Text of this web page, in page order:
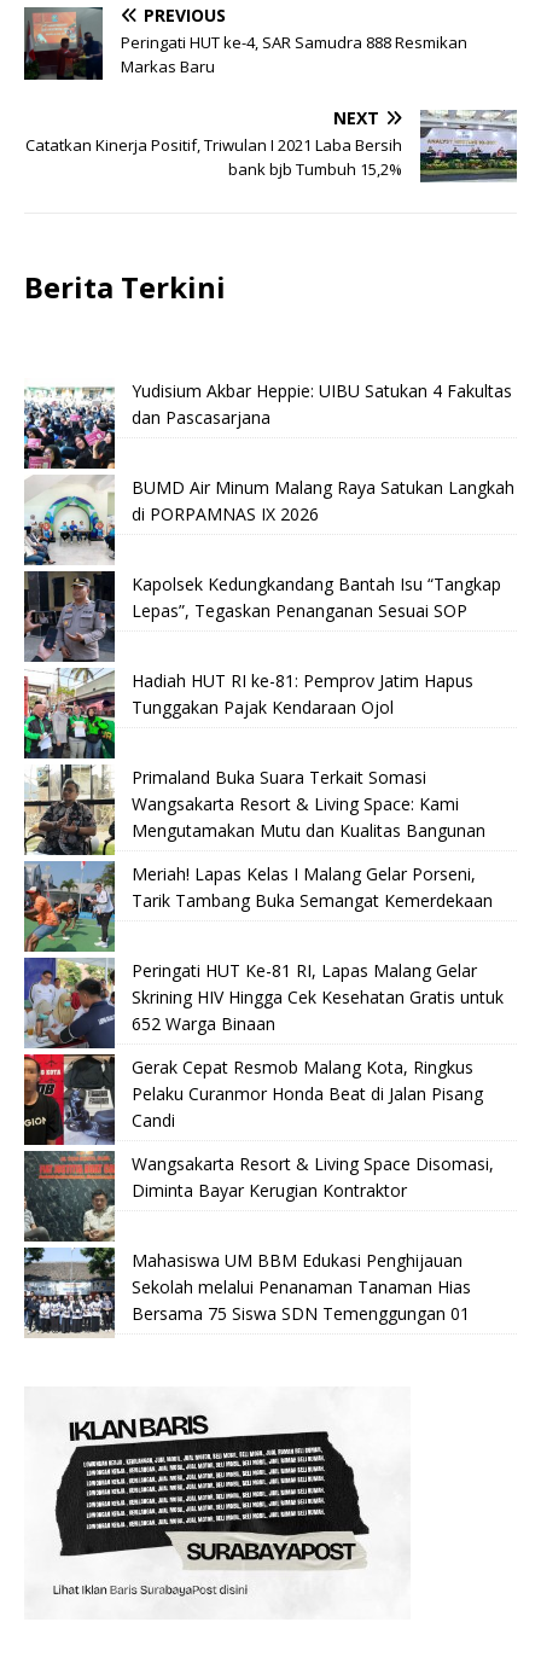
PREVIOUS
Peringati HUT ke-4, SAR Samudra 888 Resmikan
Markas Baru
NEXT
Catatkan Kinerja Positif, Triwulan I 2021 Laba Bersih
bank bjb Tumbuh 15,2%
Berita Terkini
Yudisium Akbar Heppie: UIBU Satukan 4 Fakultas
dan Pascasarjana
BUMD Air Minum Malang Raya Satukan Langkah
di PORPAMNAS IX 2026
Kapolsek Kedungkandang Bantah Isu “Tangkap
Lepas”, Tegaskan Penanganan Sesuai SOP
Hadiah HUT RI ke-81: Pemprov Jatim Hapus
Tunggakan Pajak Kendaraan Ojol
Primaland Buka Suara Terkait Somasi
Wangsakarta Resort & Living Space: Kami
Mengutamakan Mutu dan Kualitas Bangunan
Meriah! Lapas Kelas I Malang Gelar Porseni,
Tarik Tambang Buka Semangat Kemerdekaan
Peringati HUT Ke-81 RI, Lapas Malang Gelar
Skrining HIV Hingga Cek Kesehatan Gratis untuk
652 Warga Binaan
Gerak Cepat Resmob Malang Kota, Ringkus
Pelaku Curanmor Honda Beat di Jalan Pisang
Candi
Wangsakarta Resort & Living Space Disomasi,
Diminta Bayar Kerugian Kontraktor
Mahasiswa UM BBM Edukasi Penghijauan
Sekolah melalui Penanaman Tanaman Hias
Bersama 75 Siswa SDN Temenggungan 01